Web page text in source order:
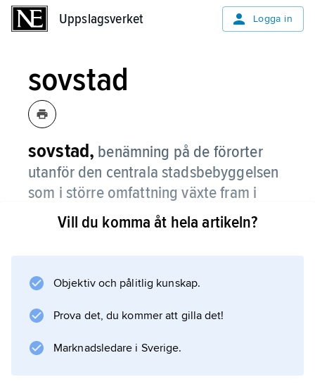
Uppslagsverket Logga in
sovstad
sovstad, benämning på de förorter
utanför den centrala stadsbebyggelsen
som i större omfattning växte fram i
samband med den ökande
urbaniseringen på 1950-talet.
förorter, men med tiden har såväl service som
Malmö är ett exempel på sovstad.
Vill du komma åt hela artikeln?
Objektiv och pålitlig kunskap.
Prova det, du kommer att gilla det!
Marknadsledare i Sverige.